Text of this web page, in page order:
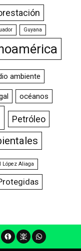
Guyana
ambiente
océanos
Petróleo
López Aliaga